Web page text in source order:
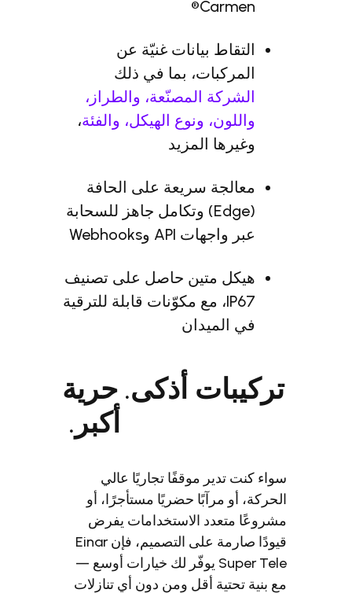
التقاط بيانات غنيّة عن
المركبات، بما في ذلك
الشركة المصنّعة، والطراز،
واللون، ونوع الهيكل، والفئة،
وغيرها المزيد
معالجة سريعة على الحافة
(Edge) وتكامل جاهز للسحابة
هيكل متين حاصل على تصنيف
IP67، مع مكوّنات قابلة للترقية
أذكى. حرية
كنت تدير موقفًا تجاريًا عالي
أو مرآبًا حضريًا مستأجرًا، أو
متعدد الاستخدامات يفرض
قيودًا صارمة على التصميم، فإن Einar
Super Tele يوفّر لك خيارات أوسع —
تحتية أقل ومن دون أي تنازلات